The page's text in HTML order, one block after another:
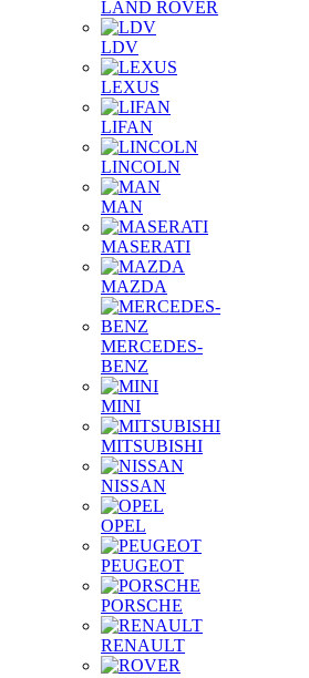
LAND ROVER
LDV
LEXUS
LIFAN
LINCOLN
MAN
MASERATI
MAZDA
MERCEDES-
BENZ
MINI
MITSUBISHI
NISSAN
OPEL
PEUGEOT
PORSCHE
RENAULT